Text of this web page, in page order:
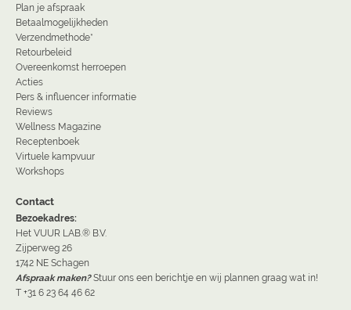
Plan je afspraak
Betaalmogelijkheden
Verzendmethode*
Retourbeleid
Overeenkomst herroepen
Acties
Pers & influencer informatie
Reviews
Wellness Magazine
Receptenboek
Virtuele kampvuur
Workshops
Contact
Bezoekadres:
Het VUUR LAB.® B.V.
Zijperweg 26
1742 NE Schagen
Afspraak maken? Stuur ons een berichtje en wij plannen graag wat in!
T +31 6 23 64 46 62